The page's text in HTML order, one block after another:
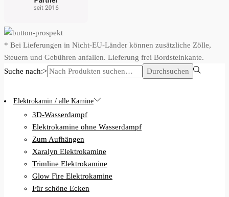
* Bei Lieferungen in Nicht-EU-Länder können zusätzliche Zölle,
Steuern und Gebühren anfallen. Lieferung frei Bordsteinkante.
Suche nach:>
Durchsuchen
Elektrokamin / alle Kamine
3D-Wasserdampf
Elektrokamine ohne Wasserdampf
Zum Aufhängen
Xaralyn Elektrokamine
Trimline Elektrokamine
Glow Fire Elektrokamine
Für schöne Ecken